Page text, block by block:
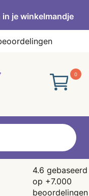
je winkelmandje
0
4.6 gebaseerd
op +7.000
beoordelingen